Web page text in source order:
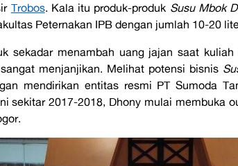
Trobos. Kala itu produk-produk Susu Mbok
Peternakan IPB dengan jumlah 10-20
sekadar menambah uang jajan saat
menjanjikan. Melihat potensi bisnis
mendirikan entitas resmi PT Sumoda
sekitar 2017-2018, Dhony mulai membuka